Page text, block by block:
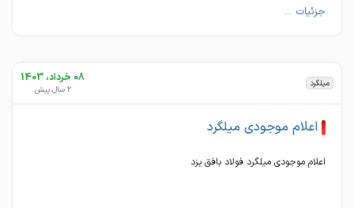
جزئیات ...
میلگرد 08 خرداد، 1403
2 سال پیش
اعلام موجودی میلگرد
اعلام موجودی میلگرد فولاد بافق یزد